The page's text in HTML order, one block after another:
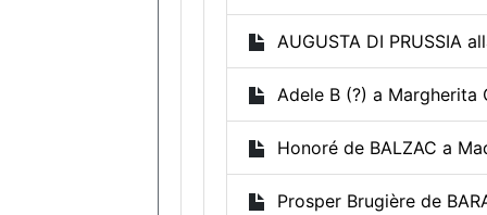
AUGUSTA DI PRUSSIA
Adele B (?) a Margherita
Honoré de BALZAC a
Prosper Brugière de